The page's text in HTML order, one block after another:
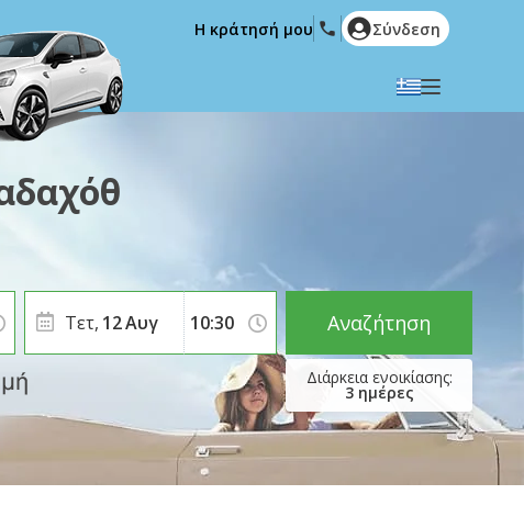
English (US)
Polski
Română
Ελληνικά
Hrvatski
العربية
Η κράτησή μου Σύνδεση
3 ημέρες
Τετ, 12Αυγ Αναζήτηση